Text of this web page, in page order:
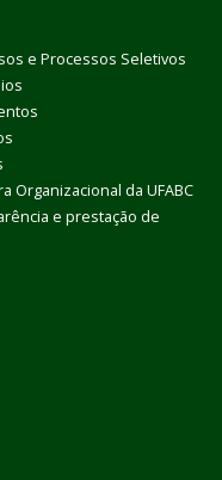
e Processos Seletivos
Organizacional da UFABC
e prestação de